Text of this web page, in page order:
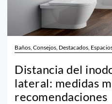
Baños, Consejos, Destacados,
Distancia del
lateral: medidas
recomendaciones